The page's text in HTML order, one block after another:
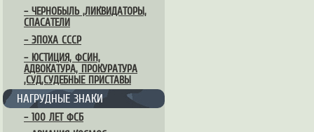
– ЧЕРНОБЫЛЬ ,ЛИКВИДАТОРЫ,
СПАСАТЕЛИ
– ЭПОХА СССР
– ЮСТИЦИЯ, ФСИН,
АДВОКАТУРА, ПРОКУРАТУРА
,СУД,СУДЕБНЫЕ ПРИСТАВЫ
НАГРУДНЫЕ ЗНАКИ
– 100 ЛЕТ ФСБ